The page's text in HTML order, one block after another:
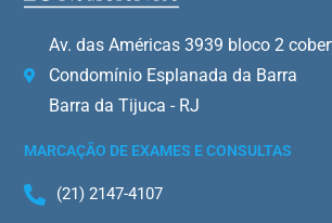
Av. das Américas 3939 bloco 2
Condomínio Esplanada da Barra
Barra da Tijuca - RJ
MARCAÇÃO DE EXAMES E CONSULTAS
(21) 2147-4107